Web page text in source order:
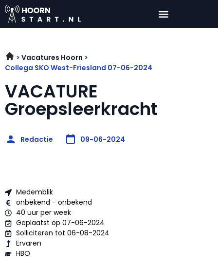
Vacatures Hoorn
Collega SKO West-Friesland 07-06-2024
VACATURE
Groepsleerkracht
Redactie 09-06-2024
Medemblik
onbekend - onbekend
40 uur per week
Geplaatst op 07-06-2024
Solliciteren tot 06-08-2024
Ervaren
HBO